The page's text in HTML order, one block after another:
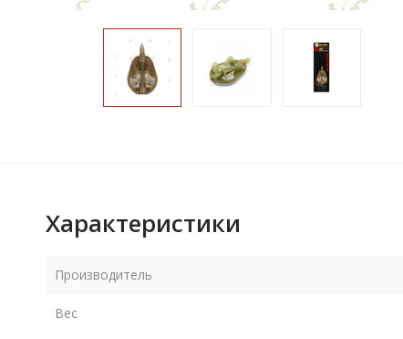
Характеристики
Производитель
Вес